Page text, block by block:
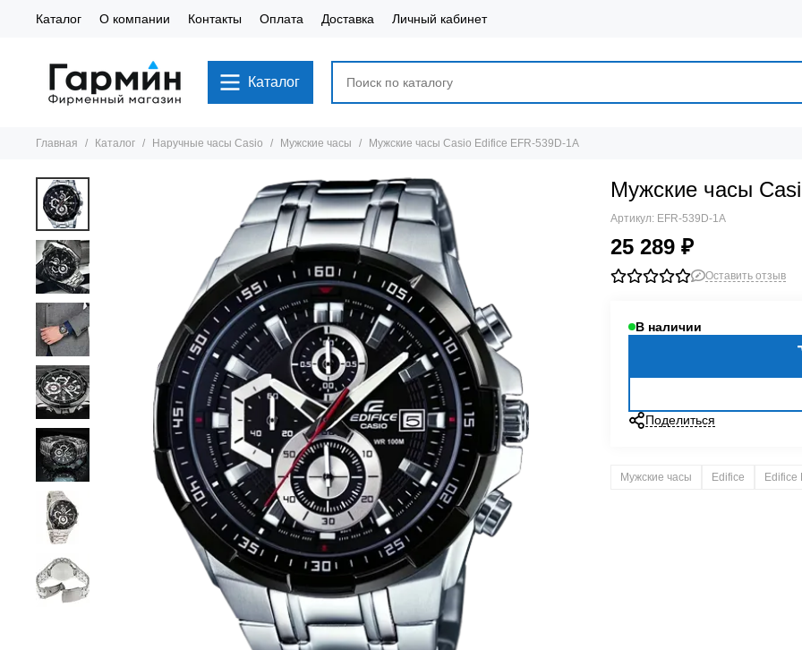
Каталог О компании Контакты Оплата Доставка Личный кабинет
Каталог
Главная Каталог Наручные часы Casio Мужские часы Мужские часы Casio Edifice EFR-539D-1A
Мужские часы
Артикул: EFR-539D-1A
25 289 ₽
Оставить отзыв
В наличии
Поделиться
Мужские часы Edifice Edifice